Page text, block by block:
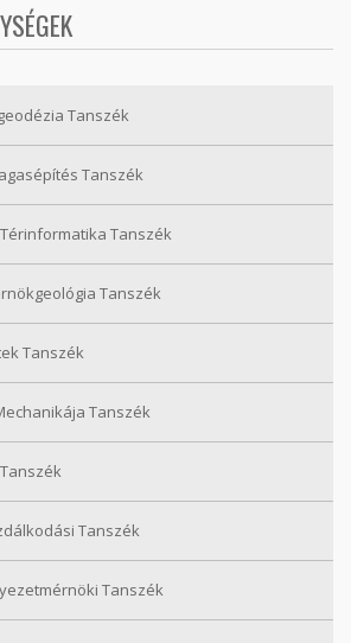
Tanszék
Tanszék
Tanszék
Tanszék
Tanszék
Tanszék
Tanszék
Tanszék